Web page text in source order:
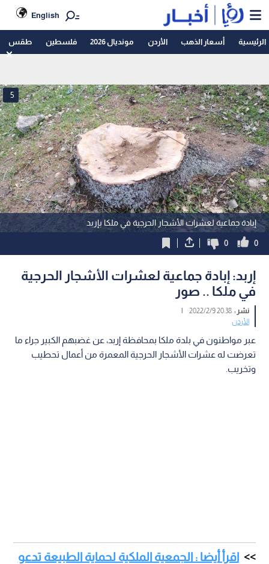
English
الرئيسية أسعار الذهب الأردن مونديال 2026 فلسطين طقس
إبادة جماعية لعشرات الأشجار الحرجية في ملكا بإربد
5
0
0
إربد: إبادة جماعية لعشرات الأشجار الحرجية
في ملكا .. صور
نشر :20:38 2022/2/9
|
الأردن
عبر مواطنون في بلدة ملكا بمحافظة إربد، عن غضبهم الكبير جراء ما
تعرضت له عشرات الأشجار الحرجية المعمرة من أعمال تحطيب
وتخريب.
اقرأ أيضا : الجمعية الملكية لحماية الطبيعة تدعو